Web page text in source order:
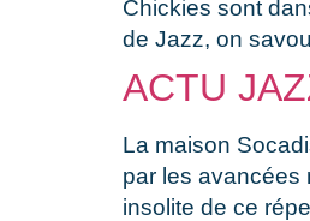
Chickies sont
de Jazz, on
ACTU
La maison
par les avancées
insolite de ce